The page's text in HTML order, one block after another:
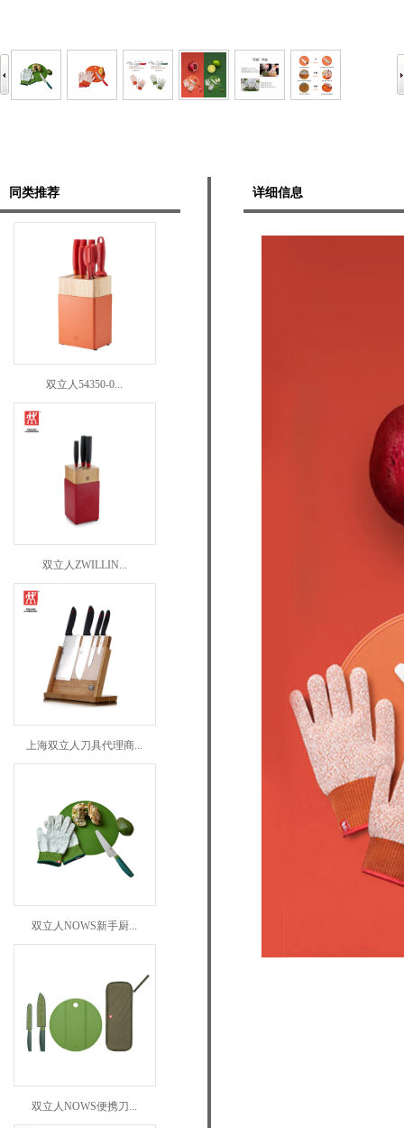
同类推荐
双立人54350-0...
双立人ZWILLIN...
上海双立人刀具代理商...
双立人NOWS新手厨...
双立人NOWS便携刀...
详细信息